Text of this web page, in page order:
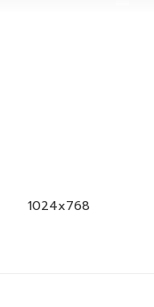
1024x768